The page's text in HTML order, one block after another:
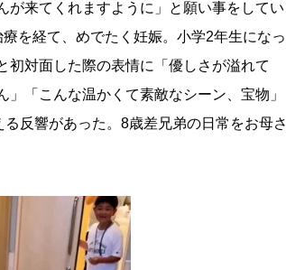
来てくれますように」と願い事をしてい
を経て、めでたく妊娠。小学2年生になっ
初対面した際の表情に「優しさが溢れて
「こんな温かくて素敵なシーン、宝物」
反響があった。8歳差兄弟の日常をお母さ